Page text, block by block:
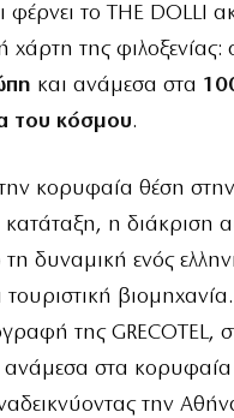
φέρνει το THE DOLLI
χάρτη της φιλοξενίας:
και ανάμεσα στα
του κόσμου.
κορυφαία θέση
κατάταξη, η διάκριση
δυναμική ενός
της GRECOTEL,
στα κορυφαία
την